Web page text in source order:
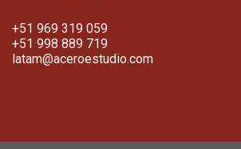
+51 969 319 059
+51 998 889 719
latam@aceroestudio.com